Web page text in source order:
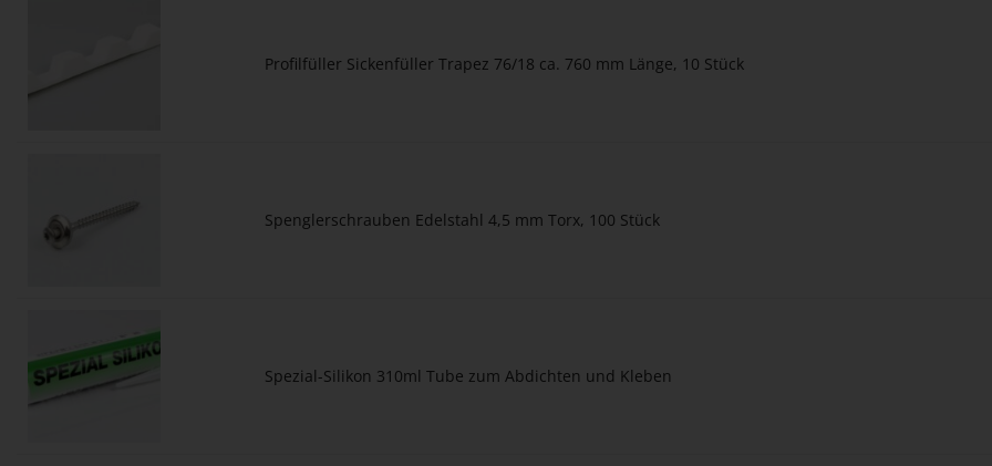
Profilfüller Sickenfüller Trapez 76/18 ca. 760 mm Länge, 10 Stück
Spenglerschrauben Edelstahl 4,5 mm Torx, 100 Stück
Spezial-Silikon 310ml Tube zum Abdichten und Kleben